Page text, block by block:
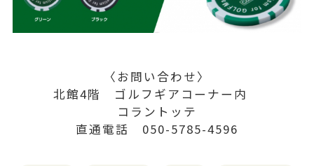
〈お問い合わせ〉
北館4階 ゴルフギアコーナー内
コラントッテ
直通電話 050-5785-4596